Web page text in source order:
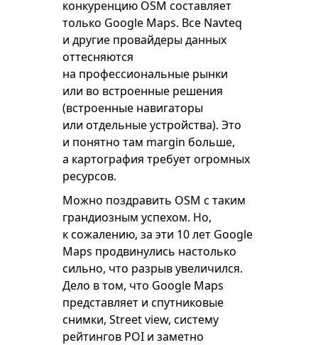
конкуренцию OSM составляет
только Google Maps. Все Navteq
и другие провайдеры данных
оттесняются
на профессиональные рынки
или во встроенные решения
(встроенные навигаторы
или отдельные устройства). Это
и понятно там margin больше,
а картография требует огромных
ресурсов.
Можно поздравить OSM с таким
грандиозным успехом. Но,
к сожалению, за эти 10 лет Google
Maps продвинулись настолько
сильно, что разрыв увеличился.
Дело в том, что Google Maps
представляет и спутниковые
снимки, Street view, систему
рейтингов POI и заметно